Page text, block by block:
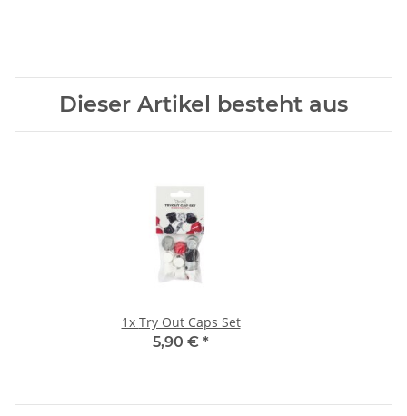
Dieser Artikel besteht aus
1x Try Out Caps Set
5,90 € *